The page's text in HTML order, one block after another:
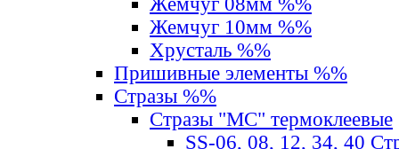
Жемчуг 10мм %%
Хрусталь %%
Пришивные элементы %%
Стразы %%
Стразы "MС" термоклеевые
SS-06, 08, 12, 34, 40